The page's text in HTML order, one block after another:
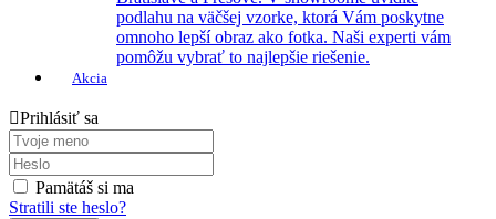
podlahu na väčšej vzorke, ktorá Vám poskytne
omnoho lepší obraz ako fotka. Naši experti vám
pomôžu vybrať to najlepšie riešenie.
Akcia
Prihlásiť sa
Pamätáš si ma
Stratili ste heslo?